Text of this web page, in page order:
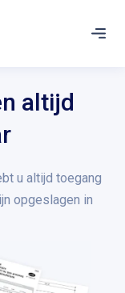
altijd
u altijd toegang
opgeslagen in